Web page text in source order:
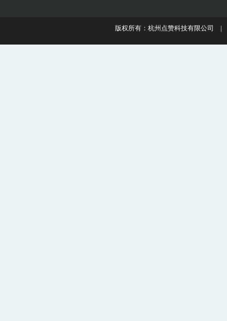
版权所有：杭州点赞科技有限公司